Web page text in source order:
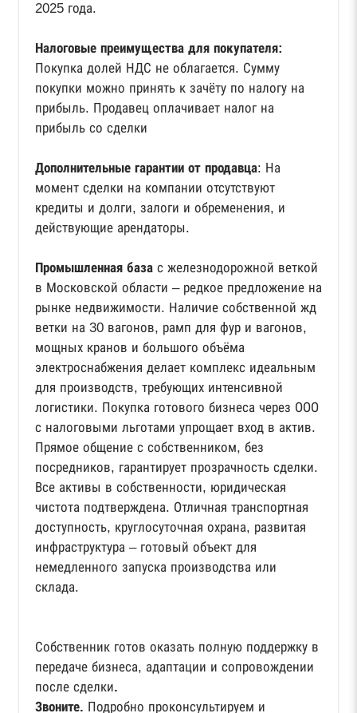
2025 года.
Налоговые преимущества для покупателя:
Покупка долей НДС не облагается. Сумму
покупки можно принять к зачёту по налогу на
прибыль. Продавец оплачивает налог на
прибыль со сделки
Дополнительные гарантии от продавца: На
момент сделки на компании отсутствуют
кредиты и долги, залоги и обременения, и
действующие арендаторы.
Промышленная база с железнодорожной веткой
в Московской области – редкое предложение на
рынке недвижимости. Наличие собственной жд
ветки на 30 вагонов, рамп для фур и вагонов,
мощных кранов и большого объёма
электроснабжения делает комплекс идеальным
для производств, требующих интенсивной
логистики. Покупка готового бизнеса через ООО
с налоговыми льготами упрощает вход в актив.
Прямое общение с собственником, без
посредников, гарантирует прозрачность сделки.
Все активы в собственности, юридическая
чистота подтверждена. Отличная транспортная
доступность, круглосуточная охрана, развитая
инфраструктура – готовый объект для
немедленного запуска производства или
склада.
Собственник готов оказать полную поддержку в
передаче бизнеса, адаптации и сопровождении
после сделки.
Звоните. Подробно проконсультируем и